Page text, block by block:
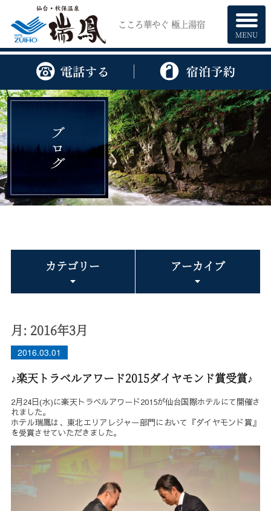
こころ華やぐ 極上湯宿
MENU
カテゴリー アーカイブ
月: 2016年3月
2016.03.01
♪楽天トラベルアワード2015ダイヤモンド賞受賞♪
2月24日(水)に楽天トラベルアワード2015が仙台国際ホテルにて開催さ
れました。
ホテル瑞鳳は、東北エリアレジャー部門において『ダイヤモンド賞』
を受賞させていただきました。